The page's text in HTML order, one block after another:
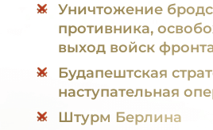
Уничтожение
противника,
выход войск
Будапештская
наступательная
Штурм Берлина